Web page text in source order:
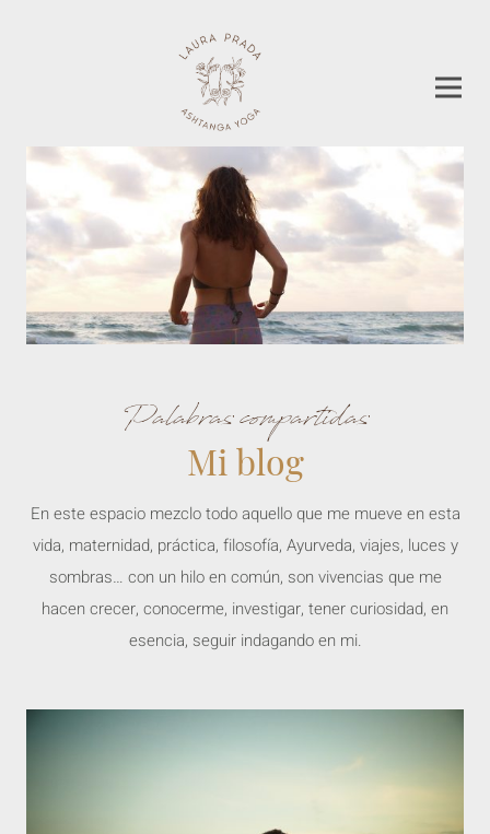
Palabras compartidas
Mi blog
En este espacio mezclo todo aquello que me mueve en esta
vida, maternidad, práctica, filosofía, Ayurveda, viajes, luces y
sombras… con un hilo en común, son vivencias que me
hacen crecer, conocerme, investigar, tener curiosidad, en
esencia, seguir indagando en mi.